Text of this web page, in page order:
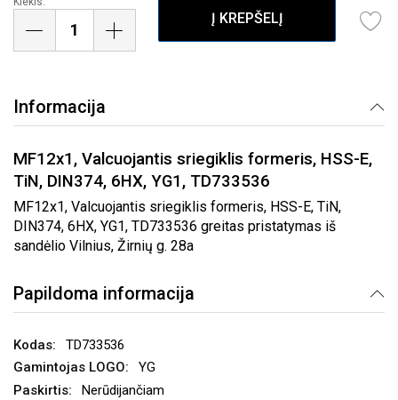
Į KREPŠELĮ
Informacija
MF12x1, Valcuojantis sriegiklis formeris, HSS-E,
TiN, DIN374, 6HX, YG1, TD733536
MF12x1, Valcuojantis sriegiklis formeris, HSS-E, TiN,
DIN374, 6HX, YG1, TD733536 greitas pristatymas iš
sandėlio Vilnius, Žirnių g. 28a
Papildoma informacija
TD733536
YG
Nerūdijančiam